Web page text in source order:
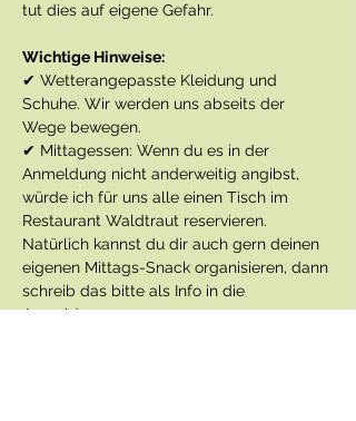
tut dies auf eigene Gefahr.
Wichtige Hinweise:
✔ Wetterangepasste Kleidung und
Schuhe. Wir werden uns abseits der
Wege bewegen.
✔ Mittagessen: Wenn du es in der
Anmeldung nicht anderweitig angibst,
würde ich für uns alle einen Tisch im
Restaurant Waldtraut reservieren.
Natürlich kannst du dir auch gern deinen
eigenen Mittags-Snack organisieren, dann
schreib das bitte als Info in die
Anmeldung.